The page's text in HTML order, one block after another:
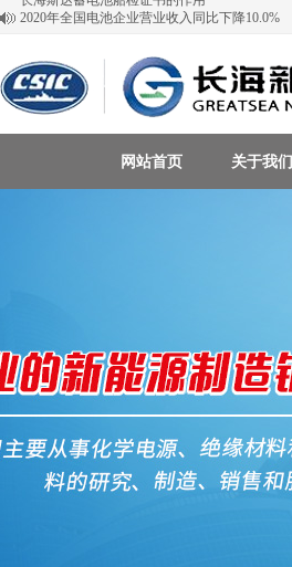
2020年全国电池企业营业收入同比下降10.0%
长海斯达蓄电池电压多少伏属于正常电压
不同容量的两块电池可以串联使用吗？
新能源蓄电池有几种？
三峡水库受强降雨影响泄洪防汛
长海斯达蓄电池的使命与责任
网站首页 关于我们